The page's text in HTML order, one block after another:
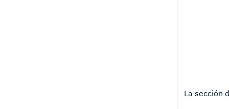
La sección